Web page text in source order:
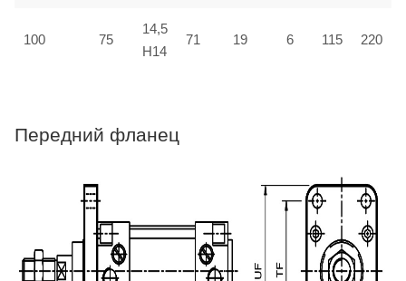
100 75
14,5
H14
71 19 6 115 220
Передний фланец